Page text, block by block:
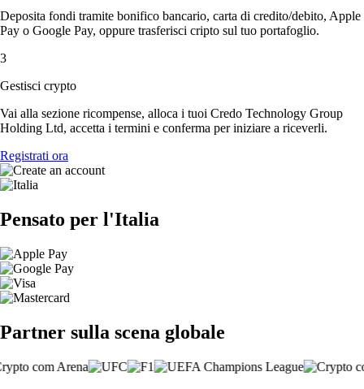
Deposita fondi tramite bonifico bancario, carta di credito/debito, Apple
Pay o Google Pay, oppure trasferisci cripto sul tuo portafoglio.
3
Gestisci crypto
Vai alla sezione ricompense, alloca i tuoi Credo Technology Group
Holding Ltd, accetta i termini e conferma per iniziare a riceverli.
Registrati ora
Pensato per l'Italia
Partner sulla scena globale